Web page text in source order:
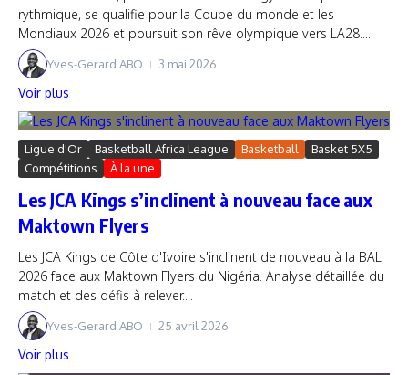
rythmique, se qualifie pour la Coupe du monde et les
Mondiaux 2026 et poursuit son rêve olympique vers LA28....
Yves-Gerard ABO 3 mai 2026
Voir plus
Ligue d'Or Basketball Africa League Basketball
Basket 5X5
Compétitions
À la une
Les JCA Kings s’inclinent à nouveau face aux
Maktown Flyers
Les JCA Kings de Côte d'Ivoire s'inclinent de nouveau à la BAL
2026 face aux Maktown Flyers du Nigéria. Analyse détaillée du
match et des défis à relever....
Yves-Gerard ABO 25 avril 2026
Voir plus